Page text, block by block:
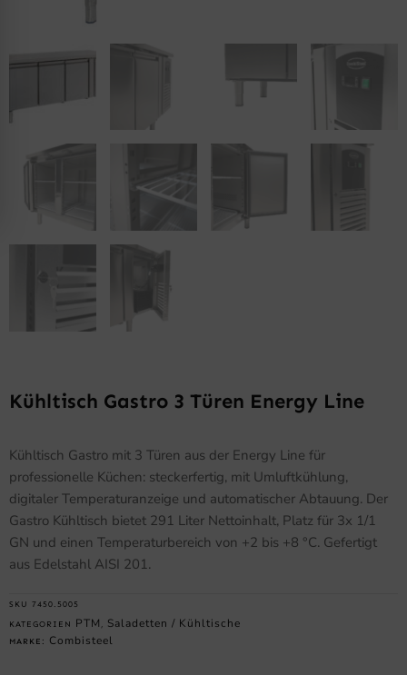
Kühltisch Gastro 3 Türen Energy Line
Kühltisch Gastro mit 3 Türen aus der Energy Line für
professionelle Küchen: steckerfertig, mit Umluftkühlung,
digitaler Temperaturanzeige und automatischer Abtauung. Der
Gastro Kühltisch bietet 291 Liter Nettoinhalt, Platz für 3x 1/1
GN und einen Temperaturbereich von +2 bis +8 °C. Gefertigt
aus Edelstahl AISI 201.
SKU 7450.5005
KATEGORIEN PTM Saladetten / Kühltische
MARKE: Combisteel